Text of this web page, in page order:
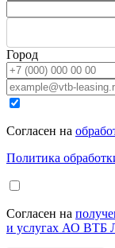
Город
Согласен на
Политика
Согласен на
и услугах АО ВТБ